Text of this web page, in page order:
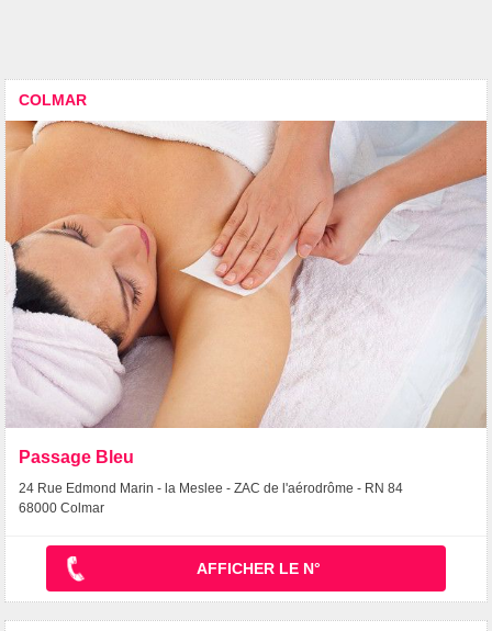
COLMAR
Passage Bleu
24 Rue Edmond Marin - la Meslee - ZAC de l'aérodrôme - RN 84
68000 Colmar
AFFICHER LE N°